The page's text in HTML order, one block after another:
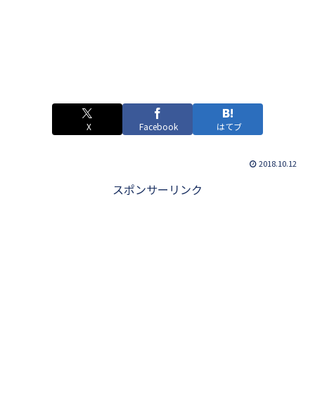
X Facebook はてブ
2018.10.12
スポンサーリンク